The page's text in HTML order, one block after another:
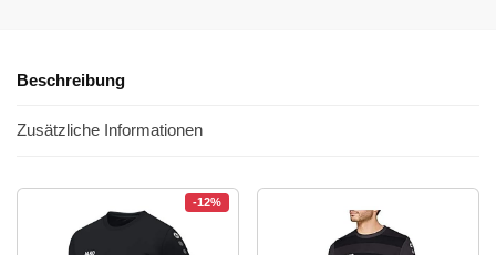
Beschreibung
Zusätzliche Informationen
-12%